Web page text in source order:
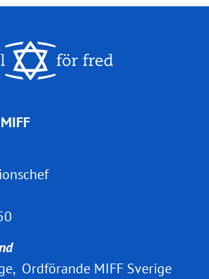
Ordförande MIFF Sverige